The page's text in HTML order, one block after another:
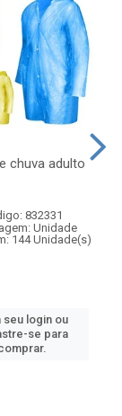
chuva adulto
832331
Unidade
144 Unidade(s)
seu login ou
se para